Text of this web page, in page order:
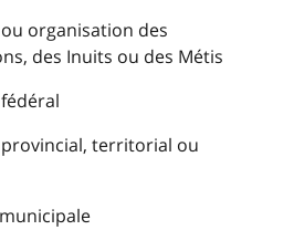
organisation des
des Inuits ou des Métis
territorial ou